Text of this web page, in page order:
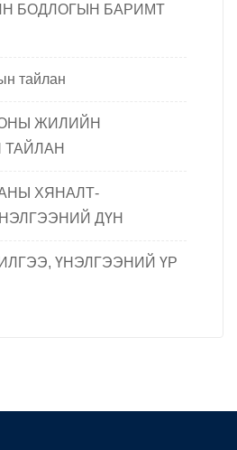
БОДЛОГЫН БАРИМТ
тайлан
ЖИЛИЙН
ТАЙЛАН
ХЯНАЛТ-
ДҮН
ҮНЭЛГЭЭНИЙ ҮР